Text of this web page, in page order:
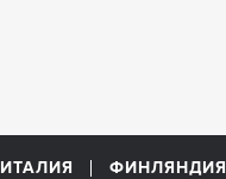
ИТАЛИЯ ФИНЛЯНДИЯ